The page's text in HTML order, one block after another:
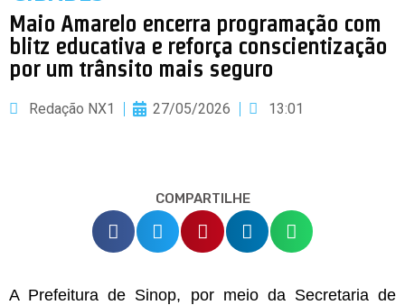
Maio Amarelo encerra programação com
blitz educativa e reforça conscientização
por um trânsito mais seguro
Redação NX1 27/05/2026 13:01
COMPARTILHE
A Prefeitura de Sinop, por meio da Secretaria de